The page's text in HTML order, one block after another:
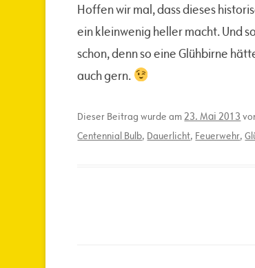
Hoffen wir mal, dass dieses
ein kleinwenig heller macht. Und
schon, denn so eine Glühbirne
auch gern.
Dieser Beitrag wurde am23. Mai 2013
Centennial Bulb, Dauerlicht, Feuerwehr,